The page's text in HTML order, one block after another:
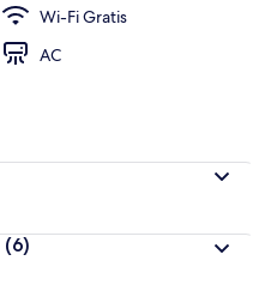
Wi-Fi Gratis
AC
(6)